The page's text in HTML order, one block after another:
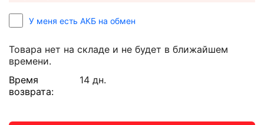
У меня есть АКБ на обмен
Товара нет на складе и не будет в ближайшем
времени.
Время
возврата:
14 дн.